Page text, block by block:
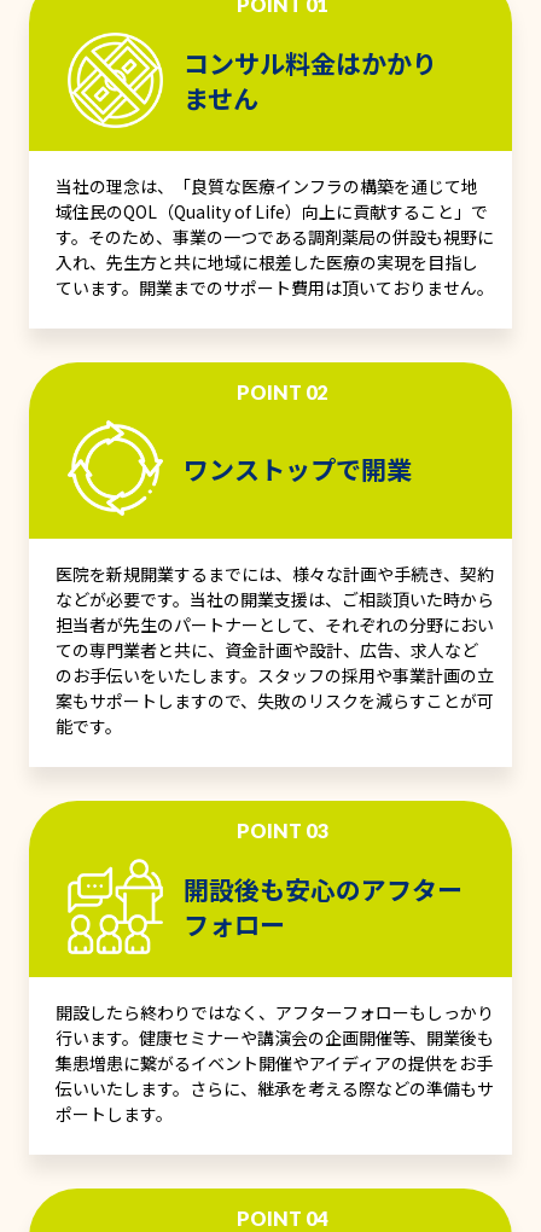
POINT 01
コンサル料金はかかり
ません
当社の理念は、「良質な医療インフラの構築を通じて地
域住民のQOL（Quality of Life）向上に貢献すること」で
す。そのため、事業の一つである調剤薬局の併設も視野に
入れ、先生方と共に地域に根差した医療の実現を目指し
ています。開業までのサポート費用は頂いておりません。
POINT 02
ワンストップで開業
医院を新規開業するまでには、様々な計画や手続き、契約
などが必要です。当社の開業支援は、ご相談頂いた時から
担当者が先生のパートナーとして、それぞれの分野におい
ての専門業者と共に、資金計画や設計、広告、求人など
のお手伝いをいたします。スタッフの採用や事業計画の立
案もサポートしますので、失敗のリスクを減らすことが可
能です。
POINT 03
開設後も安心のアフター
フォロー
開設したら終わりではなく、アフターフォローもしっかり
行います。健康セミナーや講演会の企画開催等、開業後も
集患増患に繋がるイベント開催やアイディアの提供をお手
伝いいたします。さらに、継承を考える際などの準備もサ
ポートします。
POINT 04